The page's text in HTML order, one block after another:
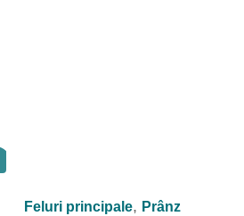
Feluri principale, Prânz